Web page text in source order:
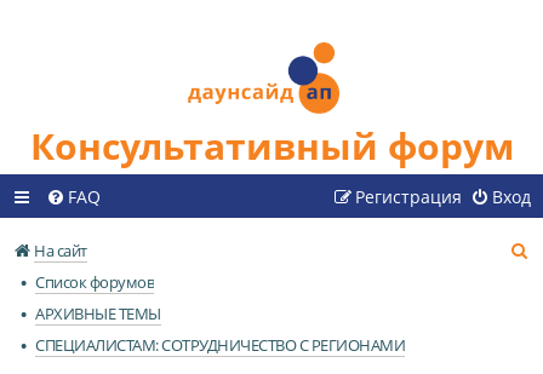
Консультативный форум
FAQ Вход
Регистрация
На сайт
Список форумов
АРХИВНЫЕ ТЕМЫ
СПЕЦИАЛИСТАМ: СОТРУДНИЧЕСТВО С РЕГИОНАМИ